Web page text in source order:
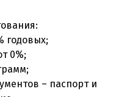
годовых;
0%;
– паспорт и